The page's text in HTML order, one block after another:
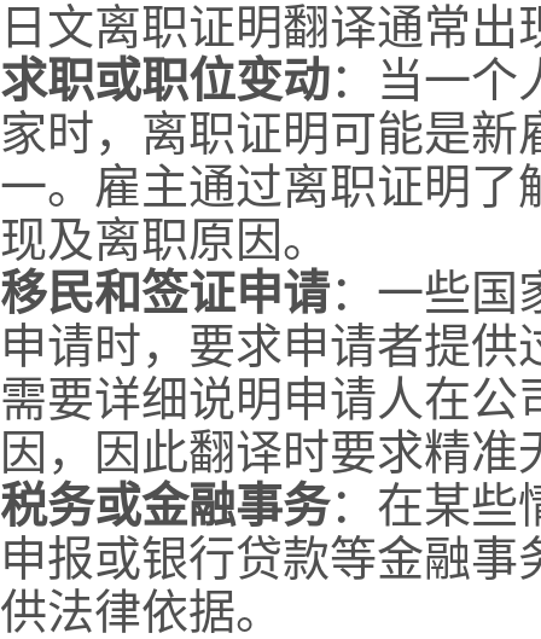
日文离职证明翻译通常
求职或职位变动：当一个
家时，离职证明可能是
一。雇主通过离职证明了
现及离职原因。
移民和签证申请：一些国
申请时，要求申请者提
需要详细说明申请人在
因，因此翻译时要求精准
税务或金融事务：在某些
申报或银行贷款等金融
供法律依据。